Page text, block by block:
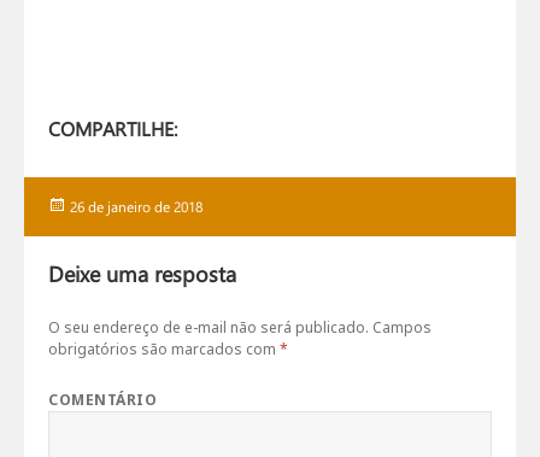
COMPARTILHE:
Publicado
26 de janeiro de 2018
Deixe uma resposta
O seu endereço de e-mail não será publicado. Campos
obrigatórios são marcados com*
COMENTÁRIO